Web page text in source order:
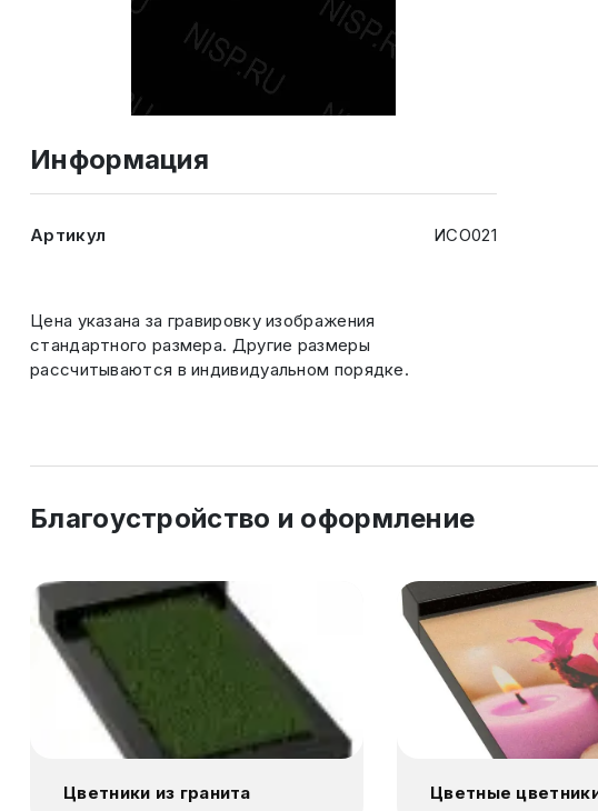
Информация
Артикул ИСО021
Цена указана за гравировку изображения
стандартного размера. Другие размеры
рассчитываются в индивидуальном порядке.
Благоустройство и оформление
Цветники из гранита Цветные